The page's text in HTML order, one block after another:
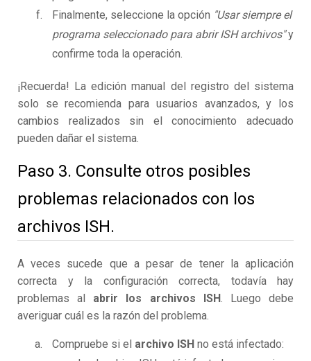
Finalmente, seleccione la opción "Usar siempre el
programa seleccionado para abrir ISH archivos"y
confirme toda la operación.
¡Recuerda! La edición manual del registro del sistema
solo se recomienda para usuarios avanzados, y los
cambios realizados sin el conocimiento adecuado
pueden dañar el sistema.
Paso 3. Consulte otros posibles
problemas relacionados con los
archivos ISH.
A veces sucede que a pesar de tener la aplicación
correcta y la configuración correcta, todavía hay
problemas al abrir los archivos ISH. Luego debe
averiguar cuál es la razón del problema.
Compruebe si el archivo ISH no está infectado: